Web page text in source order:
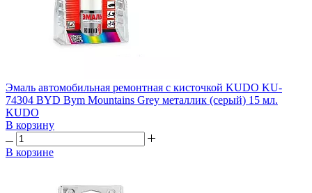
Эмаль автомобильная ремонтная с кисточкой KUDO KU-
74304 BYD Bym Mountains Grey металлик (серый) 15 мл.
KUDO
В корзину
В корзине